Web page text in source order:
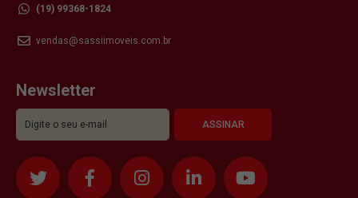
(19) 99368-1824
vendas@sassiimoveis.com.br
Newsletter